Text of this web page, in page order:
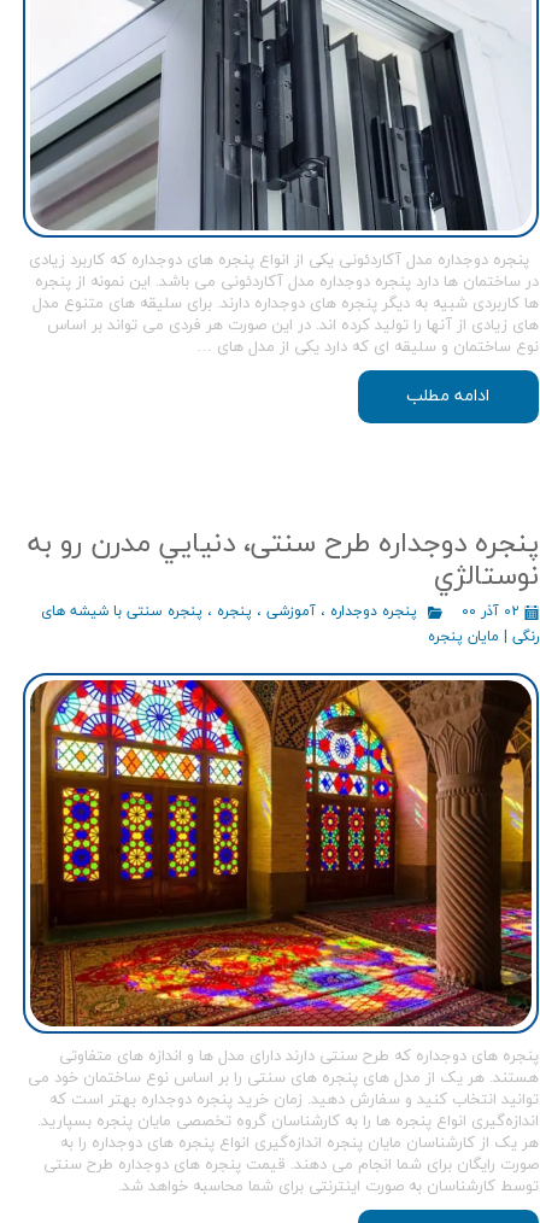
پنجره دوجداره مدل آکاردئونی یکی از انواع پنجره های دوجداره که کاربرد زیادی
در ساختمان ها دارد پنجره دوجداره مدل آکاردئونی می باشد. این نمونه از پنجره
ها کاربردی شبیه به دیگر پنجره های دوجداره دارند. برای سلیقه های متنوع مدل
های زیادی از آنها را تولید کرده اند. در این صورت هر فردی می تواند بر اساس
نوع ساختمان و سلیقه ای که دارد یکی از مدل های …
ادامه مطلب
پنجره دوجداره طرح سنتی، دنيايي مدرن رو به
نوستالژي
۰۲ آذر ۰۰ پنجره دوجداره ، آموزشی ، پنجره ، پنجره سنتی با شیشه های
رنگی | مایان پنجره
پنجره های دوجداره که طرح سنتی دارند دارای مدل ها و اندازه های متفاوتی
هستند. هر یک از مدل های پنجره های سنتی را بر اساس نوع ساختمان خود می
توانید انتخاب کنید و سفارش دهید. زمان خرید پنجره دوجداره بهتر است که
اندازه‌گیری انواع پنجره ها را به کارشناسان گروه تخصصی مایان پنجره بسپارید.
هر یک از کارشناسان مایان پنجره اندازه‌گیری انواع پنجره های دوجداره را به
صورت رایگان برای شما انجام می دهند. قیمت پنجره های دوجداره طرح سنتی
توسط کارشناسان به صورت اینترنتی برای شما محاسبه خواهد شد.